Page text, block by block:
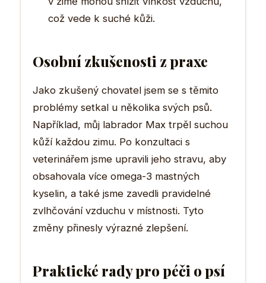
což vede k suché kůži.
Osobní zkušenosti z praxe
Jako zkušený chovatel jsem se s těmito
problémy setkal u několika svých psů.
Například, můj labrador Max trpěl suchou
kůží každou zimu. Po konzultaci s
veterinářem jsme upravili jeho stravu, aby
obsahovala více omega-3 mastných
kyselin, a také jsme zavedli pravidelné
zvlhčování vzduchu v místnosti. Tyto
změny přinesly výrazné zlepšení.
Praktické rady pro péči o psí